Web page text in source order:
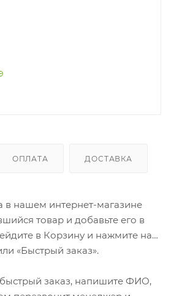
ОПЛАТА ДОСТАВКА
в нашем интернет-магазине
товар и добавьте его в
в Корзину и нажмите на
«Быстрый заказ».
заказ, напишите ФИО,